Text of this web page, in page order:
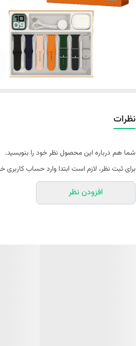
نظرات
شما هم درباره این محصول نظر خود را بنویسید.
برای ثبت نظر، لازم است ابتدا وارد حساب کاربری
افزودن نظر